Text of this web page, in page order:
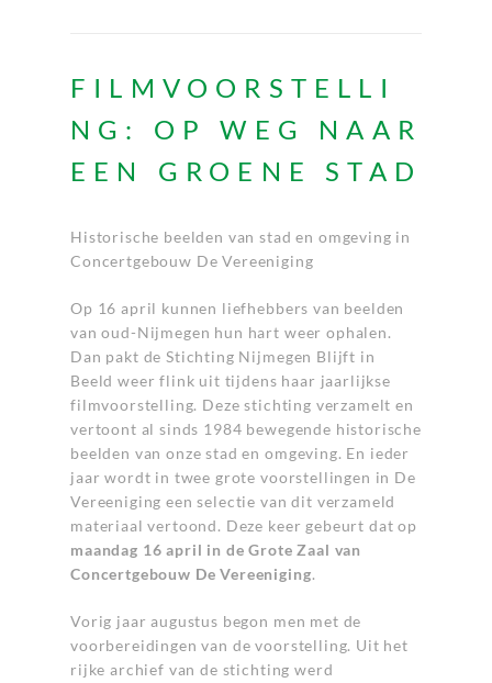
FILMVOORSTELLI
NG: OP WEG NAAR
EEN GROENE STAD
Historische beelden van stad en omgeving in
Concertgebouw De Vereeniging
Op 16 april kunnen liefhebbers van beelden
van oud-Nijmegen hun hart weer ophalen.
Dan pakt de Stichting Nijmegen Blijft in
Beeldweer flink uit tijdens haar jaarlijkse
filmvoorstelling. Deze stichting verzamelt en
vertoont al sinds 1984 bewegende historische
beelden van onze stad en omgeving. En ieder
jaar wordt in twee grote voorstellingen in De
Vereeniging een selectie van dit verzameld
materiaal vertoond. Deze keer gebeurt dat op
maandag 16 april in de Grote Zaal van
Concertgebouw De Vereeniging.
Vorig jaar augustus begon men met de
voorbereidingen van de voorstelling. Uit het
rijke archief van de stichting werd